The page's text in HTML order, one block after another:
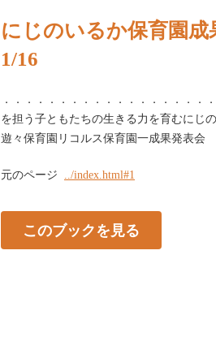
にじのいるか保育園成
1/16
．．．．．．．．．．．．．．．．．．
を担う子ともたちの生きる力を育むにじ
遊々保育園リコルス保育園一成果発表会
元のページ ../index.html#1
このブックを見る